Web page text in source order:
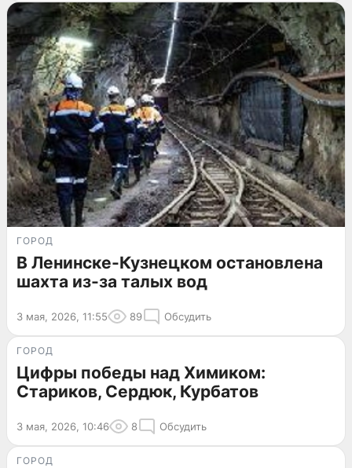
ГОРОД
В Ленинске-Кузнецком остановлена
шахта из-за талых вод
3 мая, 2026, 11:55 89 Обсудить
ГОРОД
Цифры победы над Химиком:
Стариков, Сердюк, Курбатов
3 мая, 2026, 10:46 8 Обсудить
ГОРОД